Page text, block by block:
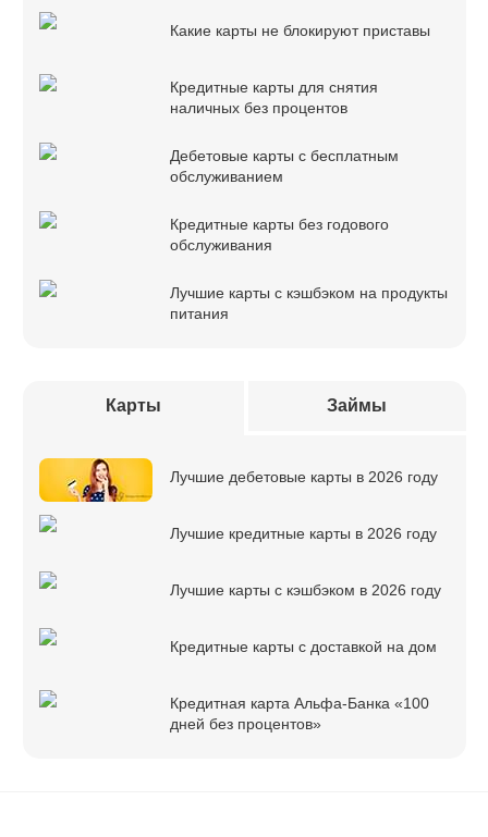
Какие карты не блокируют приставы
Кредитные карты для снятия
наличных без процентов
Дебетовые карты с бесплатным
обслуживанием
Кредитные карты без годового
обслуживания
Лучшие карты с кэшбэком на продукты
питания
Карты Займы
Лучшие дебетовые карты в 2026 году
Лучшие кредитные карты в 2026 году
Лучшие карты с кэшбэком в 2026 году
Кредитные карты с доставкой на дом
Кредитная карта Альфа-Банка «100
дней без процентов»